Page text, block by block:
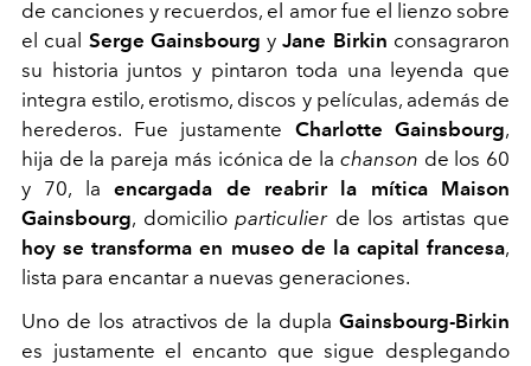
de canciones y recuerdos, el amor fue el lienzo sobre
el cual Serge Gainsbourgy Jane Birkin consagraron
su historia juntos y pintaron toda una leyenda que
integra estilo, erotismo, discos y películas, además de
herederos. Fue justamente Charlotte Gainsbourg,
hija de la pareja más icónica de la chanson de los 60
y 70, laencargada de reabrir la mítica Maison
Gainsbourg, domicilioparticulier de los artistas que
hoy se transforma en museo de la capital francesa,
lista para encantar a nuevas generaciones.
Uno de los atractivos de la dupla Gainsbourg-Birkin
es justamente el encanto que sigue desplegando